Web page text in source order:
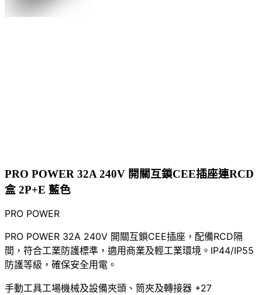
PRO POWER 32A 240V 開關互鎖CEE插座連RCD
盒 2P+E 藍色
PRO POWER
PRO POWER 32A 240V 開關互鎖CEE插座，配備RCD隔
間，符合工業防護標準，適用商業及輕工業環境。IP44/IP55
防護等級，確保安全用電。
手動工具工場機械及設備夾頭、筒夾及轉接器 +27